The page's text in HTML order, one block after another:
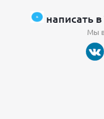
написать
Мы